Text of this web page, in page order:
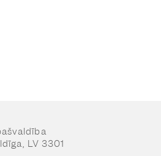
LV 3301